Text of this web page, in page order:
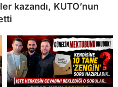
kazandı, KUTO’nun